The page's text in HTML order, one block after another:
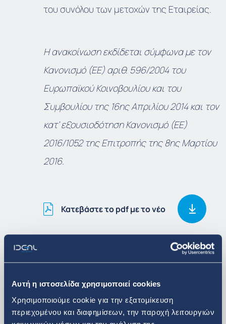
Αυτή η ιστοσελίδα χρησιμοποιεί cookies
Χρησιμοποιούμε cookie για την εξατομίκευση
περιεχομένου και διαφημίσεων, την παροχή λειτουργιών
του συνόλου των μετοχών της Εταιρείας.
Η ανακοίνωση εκδίδεται σύμφωνα με τον
Κανονισμό (ΕΕ) αριθ. 596/2004 του
Ευρωπαϊκού Κοινοβουλίου και του
Συμβουλίου της 16ηςΑπριλίου 2014 και τον
κατ’ εξουσιοδότηση Κανονισμό (ΕΕ)
2016/1052 της Επιτροπής της 8ηςΜαρτίου
2016.
Κατεβάστε το pdf με το νέο
Επενδυτικά Νέα